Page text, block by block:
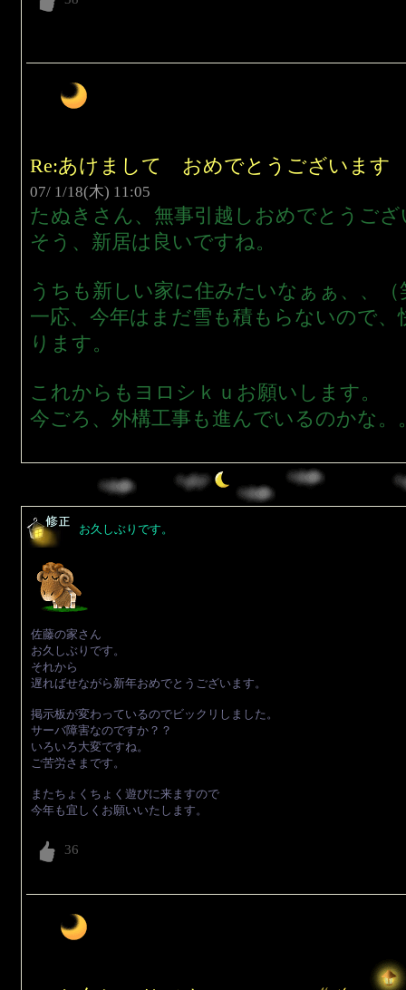
Re:あけまして おめでとうございます
07/ 1/18(木) 11:05
たぬきさん、無事引越しおめでとうご
そう、新居は良いですね。
うちも新しい家に住みたいなぁぁ、、（
一応、今年はまだ雪も積もらないので
ります。
これからもヨロシｋｕお願いします。
今ごろ、外構工事も進んでいるのかな。
お久しぶりです。
佐藤の家さん
お久しぶりです。
それから
遅ればせながら新年おめでとうございます。
掲示板が変わっているのでビックリしました。
サーバ障害なのですか？？
いろいろ大変ですね。
ご苦労さまです。
またちょくちょく遊びに来ますので
今年も宜しくお願いいたします。